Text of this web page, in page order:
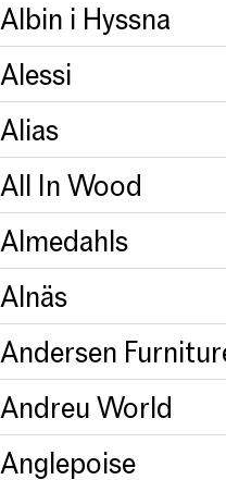
Albin i Hyssna
Alessi
Alias
All In Wood
Almedahls
Alnäs
Andersen
Andreu World
Anglepoise